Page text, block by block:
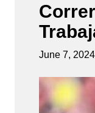
June 7, 2024